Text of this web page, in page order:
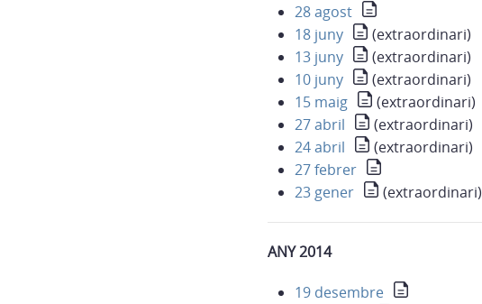
28 agost
18 juny
(extraordinari)
13 juny
(extraordinari)
10 juny
(extraordinari)
15 maig
(extraordinari)
27 abril
(extraordinari)
24 abril
(extraordinari)
27 febrer
23 gener
(extraordinari)
ANY 2014
19 desembre